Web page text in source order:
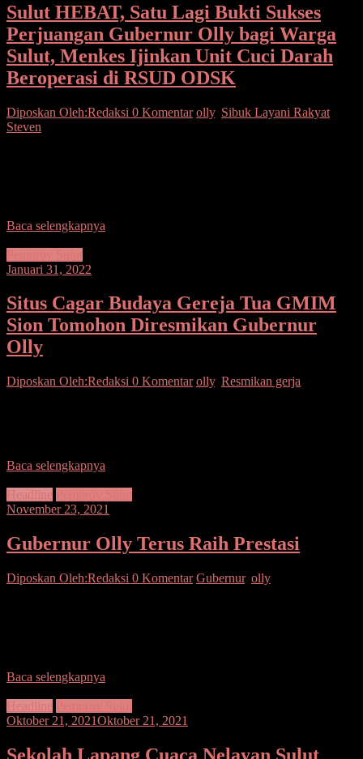
Sulut HEBAT, Satu Lagi Bukti Sukses
Perjuangan Gubernur Olly bagi Warga
Sulut, Menkes Ijinkan Unit Cuci Darah
Beroperasi di RSUD ODSK
Diposkan Oleh:Redaksi 0 Komentar olly, Sibuk Layani Rakyat
Steven
Baca selengkapnya
Januari 31, 2022
Situs Cagar Budaya Gereja Tua GMIM
Sion Tomohon Diresmikan Gubernur
Olly
Diposkan Oleh:Redaksi 0 Komentar olly, Resmikan gerja
Baca selengkapnya
Headline
November 23, 2021
Gubernur Olly Terus Raih Prestasi
Diposkan Oleh:Redaksi 0 Komentar Gubernur, olly
Baca selengkapnya
Headline
Oktober 21, 2021Oktober 21, 2021